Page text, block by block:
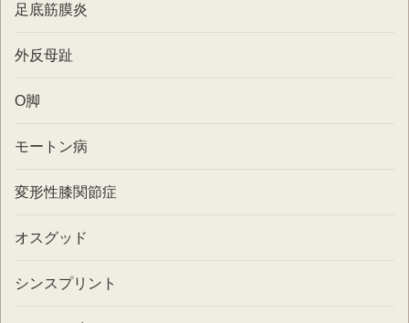
足底筋膜炎
外反母趾
O脚
モートン病
変形性膝関節症
オスグッド
シンスプリント